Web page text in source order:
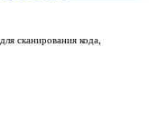
сканирования кода,